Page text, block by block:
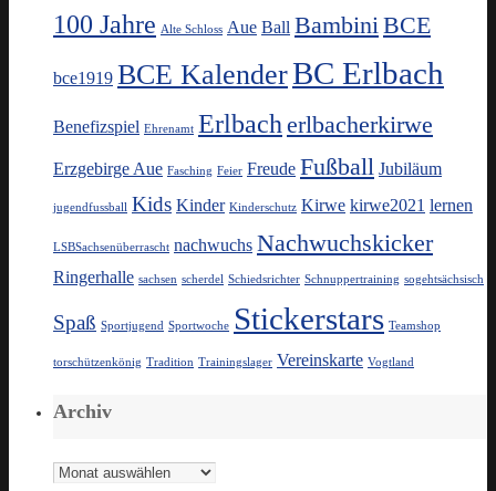
100 Jahre Alte Schloss Aue Ball BambiniBCE
bce1919 BCE KalenderBC Erlbach
Benefizspiel Ehrenamt Erlbach erlbacherkirwe
Erzgebirge Aue Fasching Feier Freude Fußball Jubiläum
jugendfussball Kids Kinder Kinderschutz Kirwe kirwe2021 lernen
LSBSachsenüberrascht nachwuchs Nachwuchskicker
Ringerhalle sachsen scherdel Schiedsrichter Schnuppertraining sogehtsächsisch
Spaß Sportjugend Sportwoche Stickerstars Teamshop
torschützenkönig Tradition Trainingslager Vereinskarte Vogtland
Archiv
Archiv